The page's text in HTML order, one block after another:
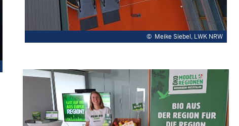
© Meike Siebel, LWK NRW